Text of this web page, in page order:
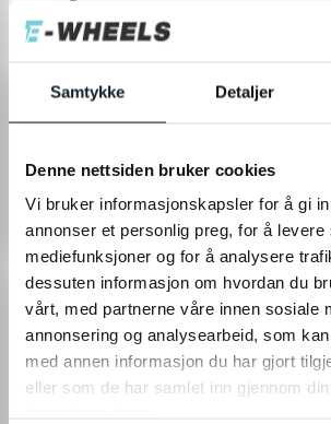
Samtykke Detaljer
Denne nettsiden bruker cookies
Vi bruker informasjonskapsler for å gi
annonser et personlig preg, for å levere
mediefunksjoner og for å analysere
dessuten informasjon om hvordan du
vårt, med partnerne våre innen sosiale
annonsering og analysearbeid, som
med annen informasjon du har gjort
eller som de har samlet inn gjennom
ÉPUISÉ
ÉPUISÉ
17338
49 €
17373
boulon - Joyor GS5 /
20 €